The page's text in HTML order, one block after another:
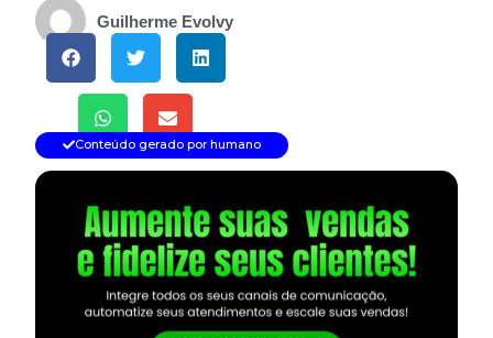
Guilherme Evolvy
Conteúdo gerado por humano